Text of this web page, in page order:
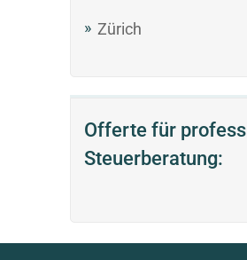
Zürich
Offerte für
Steuerberatung: